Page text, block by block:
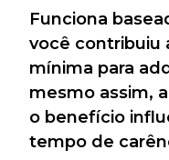
Funciona
você contribuiu
mínima para
mesmo assim,
o benefício
tempo de